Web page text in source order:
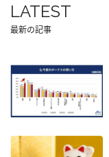
LATEST
最新の記事